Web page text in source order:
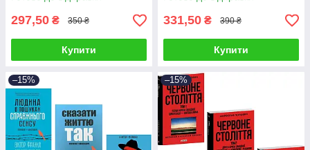
297,50 ₴ 350 ₴
Купити
331,50 ₴ 390 ₴
Купити
–15% –15%